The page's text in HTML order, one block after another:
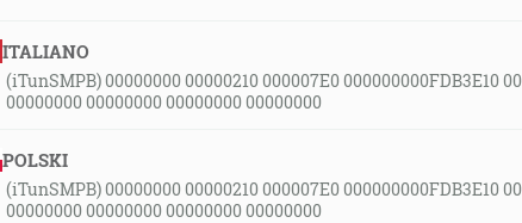
ITALIANO
(iTunSMPB) 00000000 00000210 000007E0 000000000FDB3E10
00000000 00000000 00000000 00000000
POLSKI
(iTunSMPB) 00000000 00000210 000007E0 000000000FDB3E10
00000000 00000000 00000000 00000000